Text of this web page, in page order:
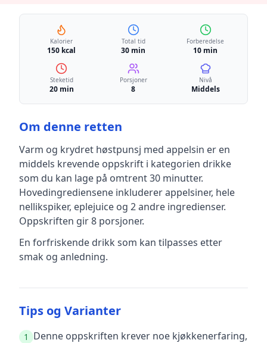
Kalorier
150 kcal
Total tid
30 min
Forberedelse
10 min
Steketid
20 min
Porsjoner
8
Nivå
Middels
Om denne retten
Varm og krydret høstpunsj med appelsin er en
middels krevende oppskrift i kategorien drikke
som du kan lage på omtrent 30 minutter.
Hovedingrediensene inkludererappelsiner, hele
nellikspiker, eplejuice og 2 andre ingredienser.
Oppskriften gir8 porsjoner.
En forfriskende drikk som kan tilpasses etter
smak og anledning.
Tips og Varianter
1
Denne oppskriften krever noe kjøkkenerfaring,